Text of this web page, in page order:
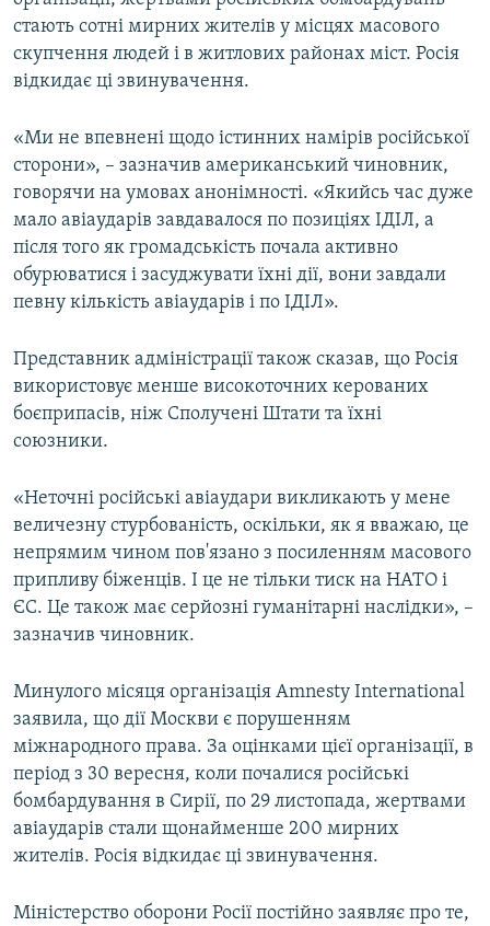
стають сотні мирних жителів у місцях масового
скупчення людей і в житлових районах міст. Росія
відкидає ці звинувачення.
«Ми не впевнені щодо істинних намірів російської
сторони», – зазначив американський чиновник,
говорячи на умовах анонімності. «Якийсь час дуже
мало авіаударів завдавалося по позиціях ІДІЛ, а
після того як громадськість почала активно
обурюватися і засуджувати їхні дії, вони завдали
певну кількість авіаударів і по ІДІЛ».
Представник адміністрації також сказав, що Росія
використовує менше високоточних керованих
боєприпасів, ніж Сполучені Штати та їхні
союзники.
«Неточні російські авіаудари викликають у мене
величезну стурбованість, оскільки, як я вважаю, це
непрямим чином пов'язано з посиленням масового
припливу біженців. І це не тільки тиск на НАТО і
ЄС. Це також має серйозні гуманітарні наслідки», –
зазначив чиновник.
Минулого місяця організація Amnesty International
заявила, що дії Москви є порушенням
міжнародного права. За оцінками цієї організації, в
період з 30 вересня, коли почалися російські
бомбардування в Сирії, по 29 листопада, жертвами
авіаударів стали щонайменше 200 мирних
жителів. Росія відкидає ці звинувачення.
Міністерство оборони Росії постійно заявляє про те,